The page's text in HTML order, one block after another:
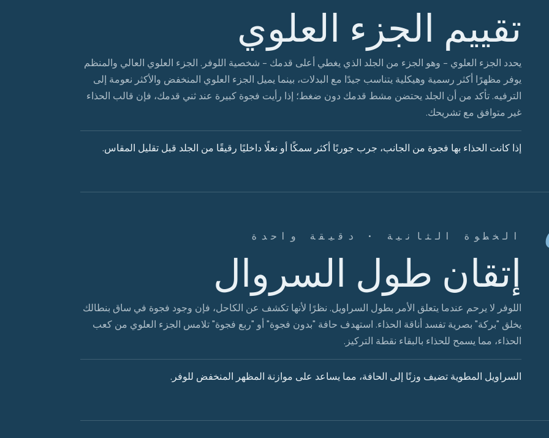
تقييم الجزء العلوي
يحدد الجزء العلوي - وهو الجزء من الجلد الذي يغطي أعلى قدمك - شخصية اللوفر. الجزء العلوي العالي والمنظم
يوفر مظهرًا أكثر رسمية وهيكلية يتناسب جيدًا مع البدلات، بينما يميل الجزء العلوي المنخفض والأكثر نعومة إلى
الترفيه. تأكد من أن الجلد يحتضن مشط قدمك دون ضغط؛ إذا رأيت فجوة كبيرة عند ثني قدمك، فإن قالب الحذاء
غير متوافق مع تشريحك.
إذا كانت الحذاء بها فجوة من الجانب، جرب جوربًا أكثر سمكًا أو نعلًا داخليًا رقيقًا من الجلد قبل تقليل المقاس.
الخطوة الثانية · دقيقة واحدة
إتقان طول السروال
اللوفر لا يرحم عندما يتعلق الأمر بطول السراويل. نظرًا لأنها تكشف عن الكاحل، فإن وجود فجوة في ساق بنطالك
يخلق "بركة" بصرية تفسد أناقة الحذاء. استهدف حافة "بدون فجوة" أو "ربع فجوة" تلامس الجزء العلوي من كعب
الحذاء، مما يسمح للحذاء بالبقاء نقطة التركيز.
السراويل المطوية تضيف وزنًا إلى الحافة، مما يساعد على موازنة المظهر المنخفض للوفر.